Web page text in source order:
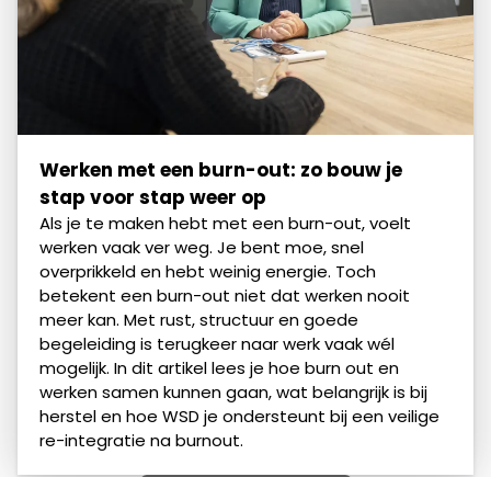
Werken met een burn-out: zo bouw je
stap voor stap weer op
Als je te maken hebt met een burn-out, voelt
werken vaak ver weg. Je bent moe, snel
overprikkeld en hebt weinig energie. Toch
betekent een burn-out niet dat werken nooit
meer kan. Met rust, structuur en goede
begeleiding is terugkeer naar werk vaak wél
mogelijk. In dit artikel lees je hoe burn out en
werken samen kunnen gaan, wat belangrijk is bij
herstel en hoe WSD je ondersteunt bij een veilige
re-integratie na burnout.